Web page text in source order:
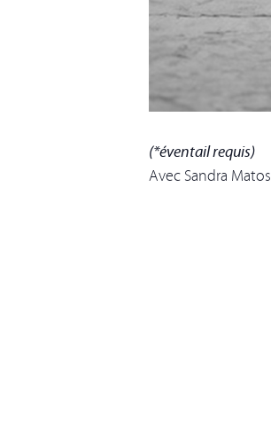
(*éventail requis)
Avec Sandra Matos